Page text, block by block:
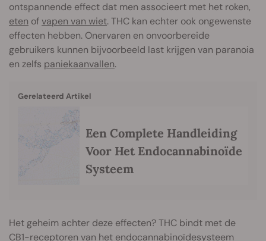
ontspannende effect dat men associeert met het roken,
eten ofvapen van wiet. THC kan echter ook ongewenste
effecten hebben. Onervaren en onvoorbereide
gebruikers kunnen bijvoorbeeld last krijgen van paranoia
en zelfs paniekaanvallen.
Gerelateerd Artikel
Een Complete Handleiding
Voor Het Endocannabinoïde
Systeem
Het geheim achter deze effecten? THC bindt met de
CB1-receptoren van het endocannabinoïdesysteem